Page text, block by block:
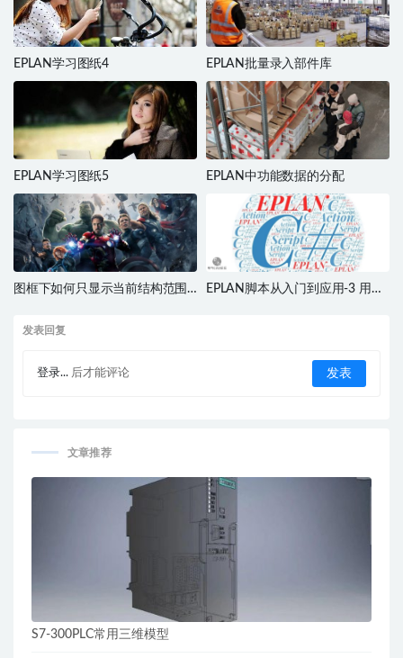
EPLAN学习图纸4 EPLAN批量录入部件库
EPLAN学习图纸5 EPLAN中功能数据的分配
图框下如何只显示当前结构范围
EPLAN脚本从入门到应用-3 用程
发表回复
登录... 后才能评论
文章推荐
S7-300PLC常用三维模型